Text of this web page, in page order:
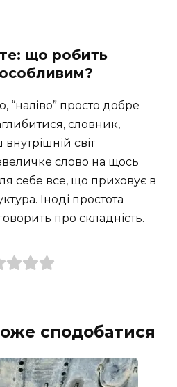
що робить
“наліво” просто добре
словник,
внутрішній світ
слово на щось
себе все, що приховує в
Іноді простота
про складність.
сподобатися